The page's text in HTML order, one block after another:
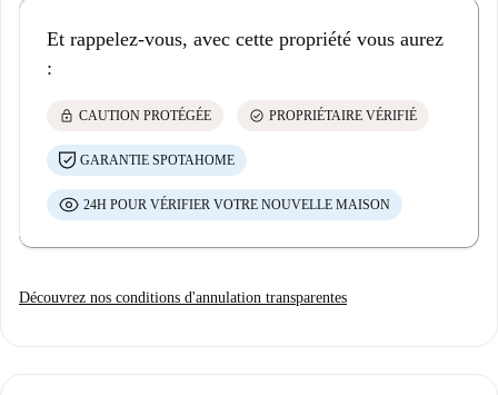
Et rappelez-vous, avec cette propriété vous aurez
:
lock CAUTION PROTÉGÉE check_circle PROPRIÉTAIRE VÉRIFIÉ
GARANTIE SPOTAHOME
24H POUR VÉRIFIER VOTRE NOUVELLE MAISON
Découvrez nos conditions d'annulation transparentes